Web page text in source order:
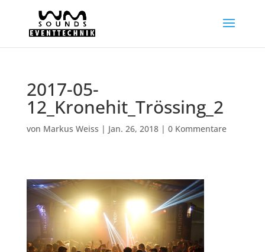
2017-05-
12_Kronehit_Trössing_2
von Markus Weiss | Jan. 26, 2018| 0 Kommentare